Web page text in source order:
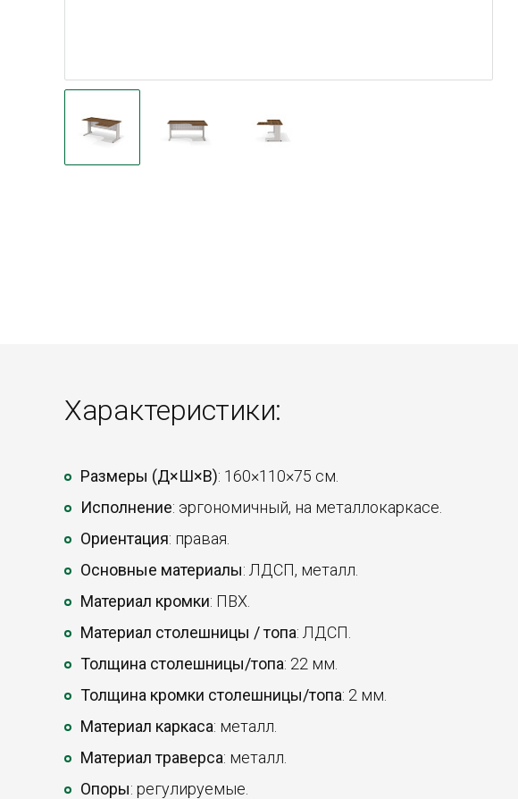
Характеристики:
Размеры (Д×Ш×В): 160×110×75 см.
Исполнение: эргономичный, на металлокаркасе.
Ориентация: правая.
Основные материалы: ЛДСП, металл.
Материал кромки: ПВХ.
Материал столешницы / топа: ЛДСП.
Толщина столешницы/топа: 22 мм.
Толщина кромки столешницы/топа: 2 мм.
Материал каркаса: металл.
Материал траверса: металл.
Опоры: регулируемые.